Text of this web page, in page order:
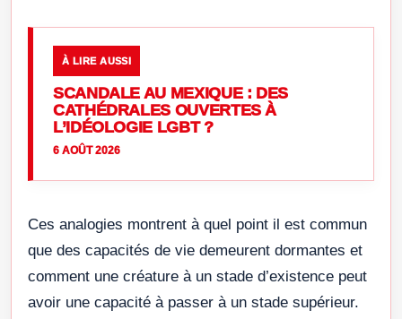
À LIRE AUSSI
SCANDALE AU MEXIQUE : DES
CATHÉDRALES OUVERTES À
L’IDÉOLOGIE LGBT ?
6 AOÛT 2026
Ces analogies montrent à quel point il est commun
que des capacités de vie demeurent dormantes et
comment une créature à un stade d’existence peut
avoir une capacité à passer à un stade supérieur.